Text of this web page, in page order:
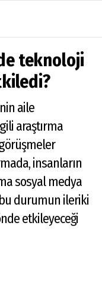
AlanyaTime
TV
Gazipaşa
& Antalya
Canlı Uçak
Seyir
Takip
Künye
teknoloji
aile
araştırma
insanların
sosyal medya
bu durumun ileriki
etkileyeceği